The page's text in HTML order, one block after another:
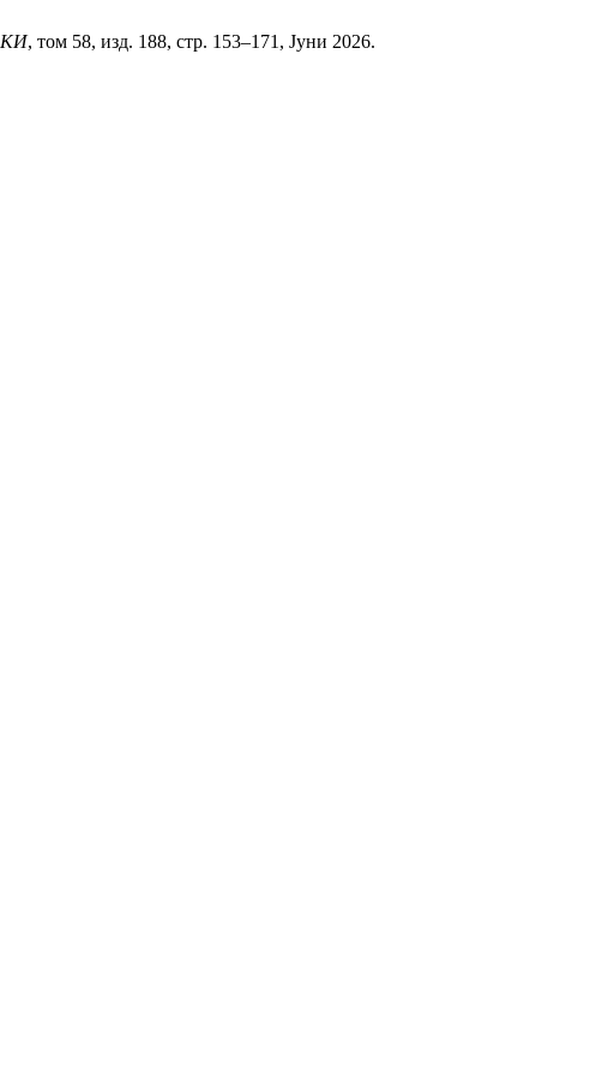
КИ, том 58, изд. 188, стр. 153–171, Јуни 2026.